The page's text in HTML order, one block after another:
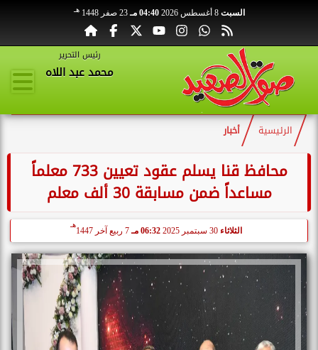
السبت 8 أغسطس 2026 04:40 مـ 23 صفر 1448 هـ
رئيس التحرير
محمد عبد اللاه
الرئيسية أخبار
محافظ قنا يسلم عقود تعيين 733 معلماً
مساعداً ضمن مسابقة 30 ألف معلم
الثلاثاء 06:32 مـ 7 ربيع آخر 1447
هـ